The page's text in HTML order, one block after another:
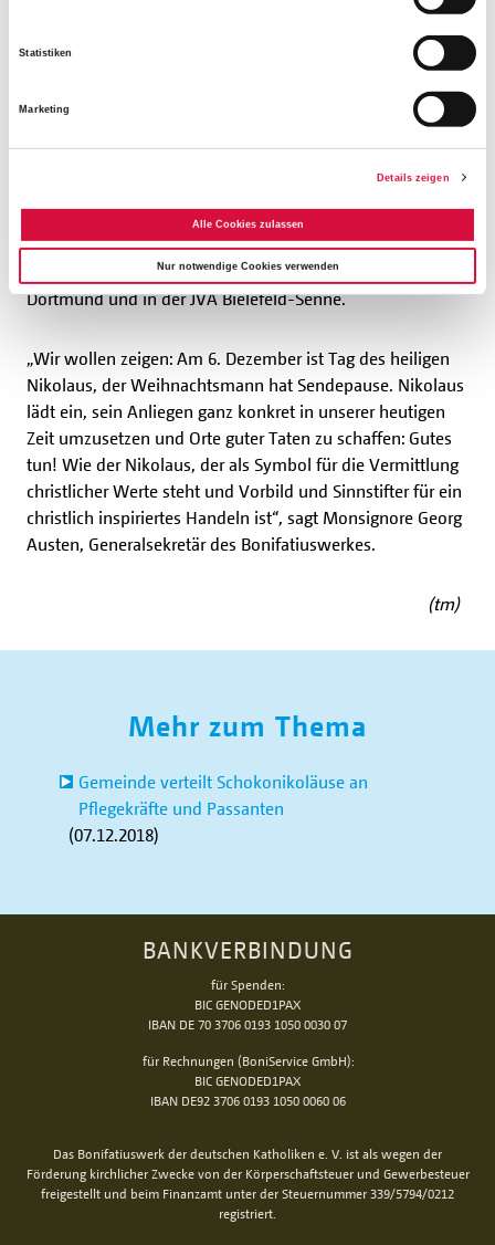
Statistiken
Marketing
Details zeigen
Alle Cookies zulassen
Nur notwendige Cookies verwenden
Nikoläusen in einer Kinderklinik und einer Kirche in
Paderborn, einem Gymnasium in Büren, in einem
Seniorenheim und auf einem öffentlichen Platz in
Dortmund und in der JVA Bielefeld-Senne.
„Wir wollen zeigen: Am 6. Dezember ist Tag des heiligen
Nikolaus, der Weihnachtsmann hat Sendepause. Nikolaus
lädt ein, sein Anliegen ganz konkret in unserer heutigen
Zeit umzusetzen und Orte guter Taten zu schaffen: Gutes
tun! Wie der Nikolaus, der als Symbol für die Vermittlung
christlicher Werte steht und Vorbild und Sinnstifter für ein
christlich inspiriertes Handeln ist“, sagt Monsignore Georg
Austen, Generalsekretär des Bonifatiuswerkes.
(tm)
Mehr zum Thema
Gemeinde verteilt Schokonikoläuse an
Pflegekräfte und Passanten
(07.12.2018)
BANKVERBINDUNG
für Spenden:
BIC GENODED1PAX
IBAN DE 70 3706 0193 1050 0030 07
für Rechnungen (BoniService GmbH):
BIC GENODED1PAX
IBAN DE92 3706 0193 1050 0060 06
Das Bonifatiuswerk der deutschen Katholiken e. V. ist als wegen der
Förderung kirchlicher Zwecke von der Körperschaftsteuer und Gewerbesteuer
freigestellt und beim Finanzamt unter der Steuernummer 339/5794/0212
registriert.